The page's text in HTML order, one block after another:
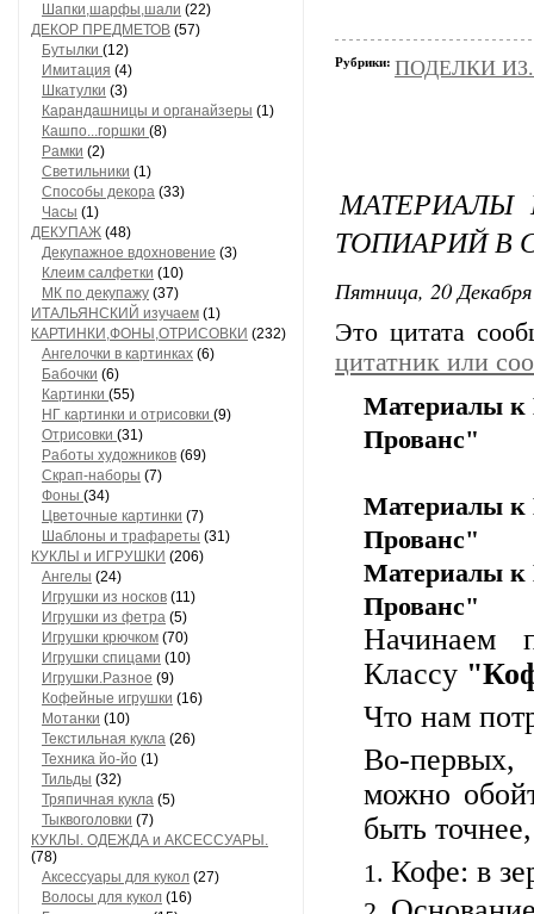
Шапки,шарфы,шали (22)
ДЕКОР ПРЕДМЕТОВ (57)
Бутылки (12)
Имитация (4)
Шкатулки (3)
Карандашницы и органайзеры (1)
Кашпо...горшки (8)
Рамки (2)
Светильники (1)
Способы декора (33)
Часы (1)
ДЕКУПАЖ (48)
Декупажное вдохновение (3)
Клеим салфетки (10)
МК по декупажу (37)
ИТАЛЬЯНСКИЙ изучаем (1)
КАРТИНКИ,ФОНЫ,ОТРИСОВКИ (232)
Ангелочки в картинках (6)
Бабочки (6)
Картинки (55)
НГ картинки и отрисовки (9)
Отрисовки (31)
Работы художников (69)
Скрап-наборы (7)
Фоны (34)
Цветочные картинки (7)
Шаблоны и трафареты (31)
КУКЛЫ и ИГРУШКИ (206)
Ангелы (24)
Игрушки из носков (11)
Игрушки из фетра (5)
Игрушки крючком (70)
Игрушки спицами (10)
Игрушки.Разное (9)
Кофейные игрушки (16)
Мотанки (10)
Текстильная кукла (26)
Техника йо-йо (1)
Тильды (32)
Тряпичная кукла (5)
Тыквоголовки (7)
КУКЛЫ. ОДЕЖДА и АКСЕССУАРЫ.
(78)
Аксессуары для кукол (27)
Волосы для кукол (16)
Рубрики: ПОДЕЛКИ
МАТЕРИАЛЫ
ТОПИАРИЙ В
Пятница, 20
Это цитата
цитатник или
Материалы к
Прованс"
Материалы к
Прованс"
Материалы к
Прованс"
Начинаем
Классу
Что нам
Во-
можно
быть
Кофе: в